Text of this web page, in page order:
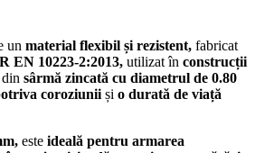
un material flexibil și rezistent, fabricat
EN 10223-2:2013, utilizat în construcții
sârmă zincată cu diametrul de 0.80
coroziunii și o durată de viață
este ideală pentru armarea